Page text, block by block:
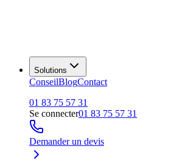
Solutions
ConseilBlogContact
01 83 75 57 31
Se connecter01 83 75 57 31
Demander un devis